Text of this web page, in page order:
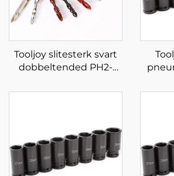
Tooljoy slitesterk svart
dobbeltended PH2-
impactdreverbit
i